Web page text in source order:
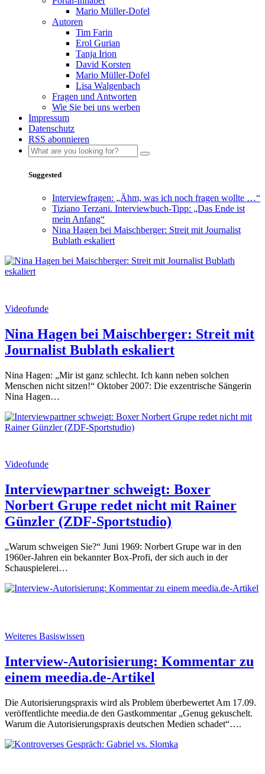
Mario Müller-Dofel
Autoren
Tim Farin
Erol Gurian
Tanja Irion
David Korsten
Mario Müller-Dofel
Lisa Walgenbach
Fragen und Antworten
Wie Sie bei uns werben
Impressum
Datenschutz
RSS abonnieren
Suggested
Interviewfragen: „Ähm, was ich noch fragen wollte …“
Tiziano Terzani. Interviewbuch-Tipp: „Das Ende ist
mein Anfang“
Nina Hagen bei Maischberger: Streit mit Journalist
Bublath eskaliert
Videofunde
Nina Hagen bei Maischberger: Streit mit
Journalist Bublath eskaliert
Nina Hagen: „Mir ist ganz schlecht. Ich kann neben solchen
Menschen nicht sitzen!“ Oktober 2007: Die exzentrische Sängerin
Nina Hagen…
Videofunde
Interviewpartner schweigt: Boxer
Norbert Grupe redet nicht mit Rainer
Günzler (ZDF-Sportstudio)
„Warum schweigen Sie?“ Juni 1969: Norbert Grupe war in den
1960er-Jahren ein bekannter Box-Profi, der sich auch in der
Schauspielerei…
Weiteres Basiswissen
Interview-Autorisierung: Kommentar zu
einem meedia.de-Artikel
Die Autorisierungspraxis wird als Problem überbewertet Am 17.09.
veröffentlichte meedia.de den Gastkommentar „Genug gekuschelt.
Warum die Autorisierungspraxis deutschen Medien schadet“….